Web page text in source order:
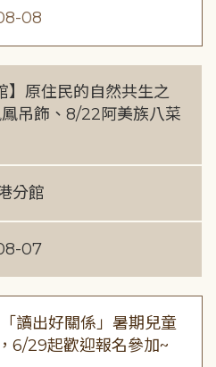
08
】原住民的自然共生之
吊飾、8/22阿美族八菜
分館
07
「讀出好關係」暑期兒童
6/29起歡迎報名參加~